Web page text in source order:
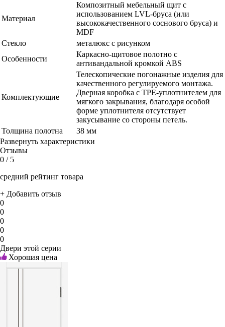
Материал
Композитный мебельный щит с
использованием LVL-бруса (или
высококачественного соснового бруса) и
MDF
Стекло
металюкс с рисунком
Особенности
Каркасно-щитовое полотно c
антивандальной кромкой ABS
Комплектующие
Телескопические погонажные изделия для
качественного регулируемого монтажа.
Дверная коробка с TPE-уплотнителем для
мягкого закрывания, благодаря особой
форме уплотнителя отсутствует
закусывание со стороны петель.
Толщина полотна
38 мм
Развернуть характеристики
Отзывы
0 / 5
средний рейтинг товара
+ Добавить отзыв
0
0
0
0
0
Двери этой серии
Хорошая цена